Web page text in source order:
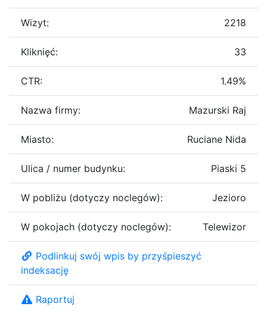
Wizyt: 2218
Kliknięć: 33
CTR: 1.49%
Nazwa firmy: Mazurski Raj
Miasto: Ruciane Nida
Ulica / numer budynku: Piaski 5
W pobliżu (dotyczy noclegów): Jezioro
W pokojach (dotyczy noclegów): Telewizor
Podlinkuj swój wpis by przyśpieszyć
indeksację
Raportuj